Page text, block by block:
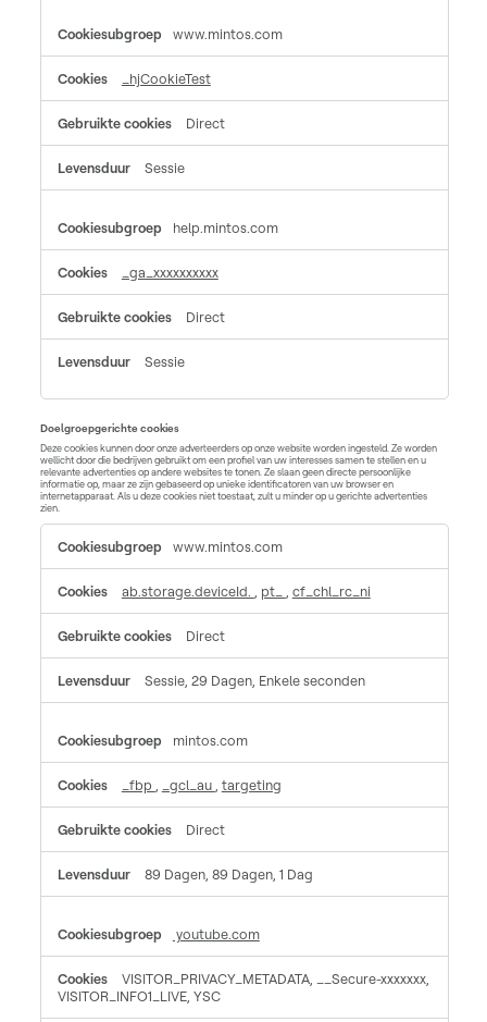
www.mintos.com
_hjCookieTest
Direct
Sessie
help.mintos.com
_ga_xxxxxxxxxx
Direct
Sessie
Doelgroepgerichte cookies
Deze cookies kunnen door onze adverteerders op onze website worden ingesteld. Ze worden
wellicht door die bedrijven gebruikt om een profiel van uw interesses samen te stellen en u
relevante advertenties op andere websites te tonen. Ze slaan geen directe persoonlijke
informatie op, maar ze zijn gebaseerd op unieke identificatoren van uw browser en
internetapparaat. Als u deze cookies niet toestaat, zult u minder op u gerichte advertenties
zien.
Doelgroepgerichte
cookies
www.mintos.com
ab.storage.deviceId. pt_ cf_chl_rc_ni
Direct
Sessie, 29 Dagen, Enkele seconden
mintos.com
_fbp _gcl_au targeting
Direct
89 Dagen, 89 Dagen, 1 Dag
youtube.com
VISITOR_PRIVACY_METADATA, __Secure-xxxxxxx,
VISITOR_INFO1_LIVE, YSC